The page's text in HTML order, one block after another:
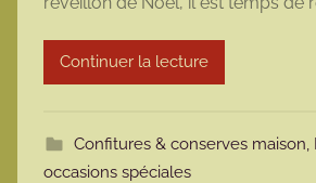
m
t
Continuer la lecture
Confitures & conserves maison,
occasions spéciales